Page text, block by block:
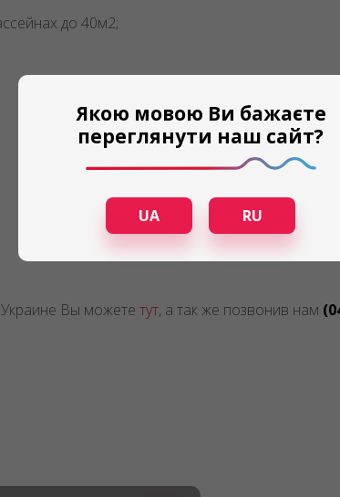
до 40м2;
Украине Вы можете тут, а так же позвонив нам
Якою мовою Ви бажаєте
переглянути наш сайт?
UA RU